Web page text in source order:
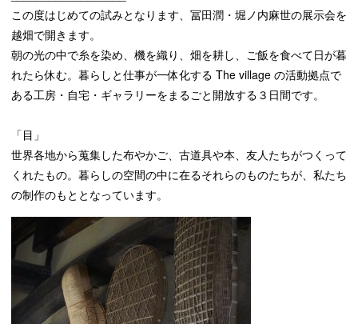
この度はじめての試みとなります、冨田潤・堀ノ内麻世の展示会を
越畑で開きます。
朝の光の中で糸を染め、機を織り、畑を耕し、ご飯を食べて日が暮
れたら休む。暮らしと仕事が一体化する The village の活動拠点で
ある工房・自宅・ギャラリーをまるごと開放する３日間です。
「目」
世界各地から蒐集した布やかご、古道具や本、友人たちがつくって
くれたもの。暮らしの空間の中に在るそれらのものたちが、私たち
の制作のもととなっています。